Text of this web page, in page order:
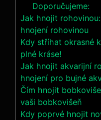
Doporučujeme:
Jak hnojit
hnojení rohovinou
Kdy stříhat okrasné
plné kráse!
Jak hnojit akvarijní
hnojení pro bujné
Čím hnojit
vaši bobkovišeň
Kdy poprvé hnojit